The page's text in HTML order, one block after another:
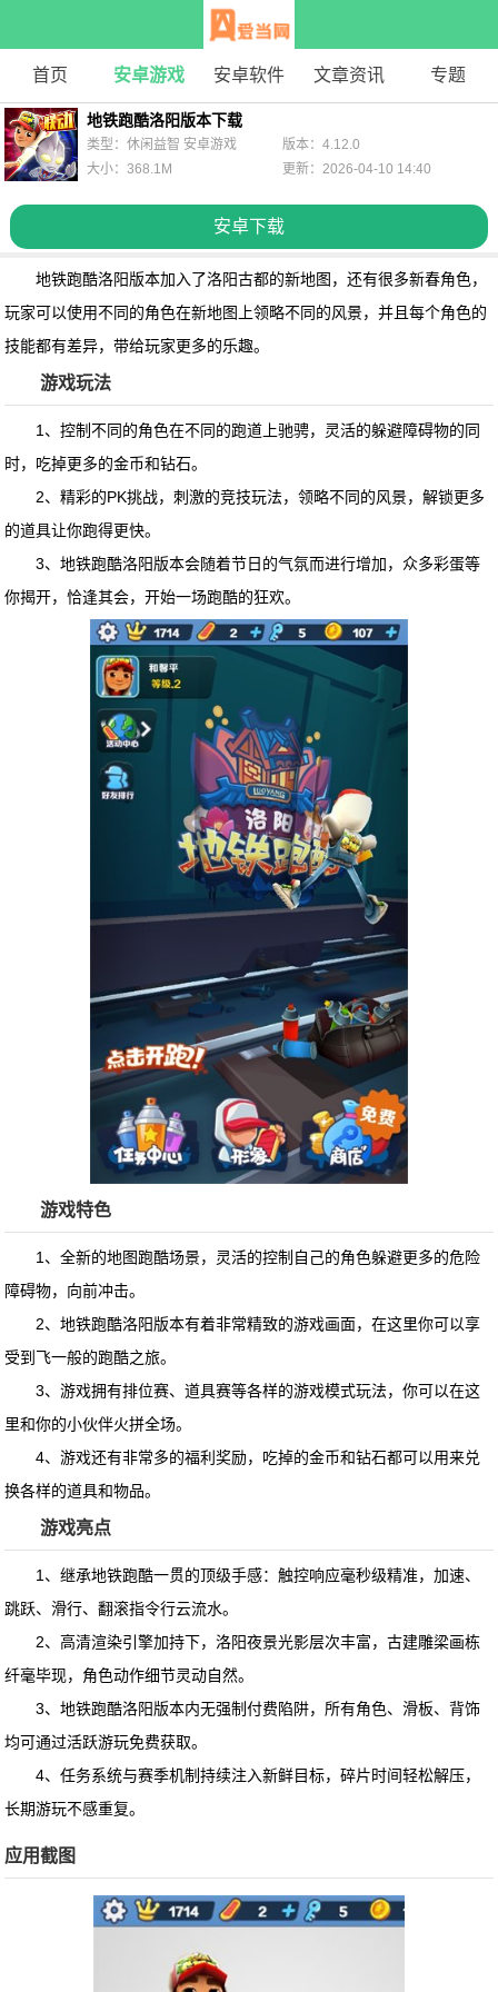
首页 安卓游戏 安卓软件 文章资讯 专题
地铁跑酷洛阳版本下载
安卓下载
类型：休闲益智 安卓游戏
版本：4.12.0
大小：368.1M
更新：2026-04-10 14:40
地铁跑酷洛阳版本加入了洛阳古都的新地图，还有很多新春角色，
玩家可以使用不同的角色在新地图上领略不同的风景，并且每个角色的
技能都有差异，带给玩家更多的乐趣。
游戏玩法
1、控制不同的角色在不同的跑道上驰骋，灵活的躲避障碍物的同
时，吃掉更多的金币和钻石。
2、精彩的PK挑战，刺激的竞技玩法，领略不同的风景，解锁更多
的道具让你跑得更快。
3、地铁跑酷洛阳版本会随着节日的气氛而进行增加，众多彩蛋等
你揭开，恰逢其会，开始一场跑酷的狂欢。
游戏特色
1、全新的地图跑酷场景，灵活的控制自己的角色躲避更多的危险
障碍物，向前冲击。
2、地铁跑酷洛阳版本有着非常精致的游戏画面，在这里你可以享
受到飞一般的跑酷之旅。
3、游戏拥有排位赛、道具赛等各样的游戏模式玩法，你可以在这
里和你的小伙伴火拼全场。
4、游戏还有非常多的福利奖励，吃掉的金币和钻石都可以用来兑
换各样的道具和物品。
游戏亮点
1、继承地铁跑酷一贯的顶级手感：触控响应毫秒级精准，加速、
跳跃、滑行、翻滚指令行云流水。
2、高清渲染引擎加持下，洛阳夜景光影层次丰富，古建雕梁画栋
纤毫毕现，角色动作细节灵动自然。
3、地铁跑酷洛阳版本内无强制付费陷阱，所有角色、滑板、背饰
均可通过活跃游玩免费获取。
4、任务系统与赛季机制持续注入新鲜目标，碎片时间轻松解压，
长期游玩不感重复。
应用截图